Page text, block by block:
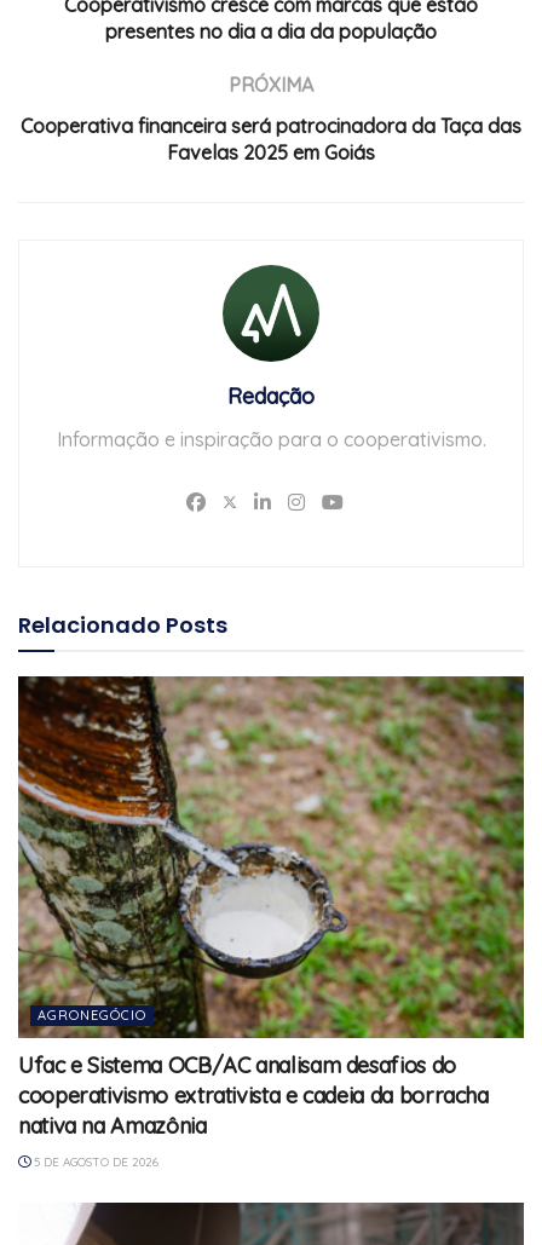
presentes no dia a dia da população
PRÓXIMA
Cooperativa financeira será patrocinadora da Taça das
Favelas 2025 em Goiás
Redação
Informação e inspiração para o cooperativismo.
Relacionado Posts
AGRONEGÓCIO
Ufac e Sistema OCB/AC analisam desafios do
cooperativismo extrativista e cadeia da borracha
nativa na Amazônia
5 DE AGOSTO DE 2026